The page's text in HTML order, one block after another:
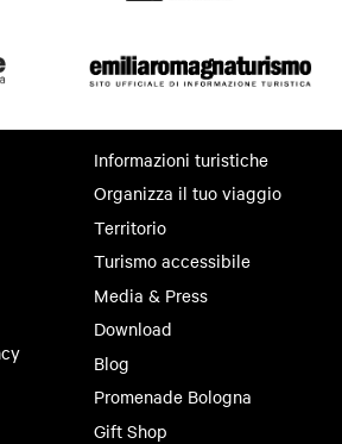
Informazioni turistiche
Organizza il tuo viaggio
Territorio
Turismo accessibile
Media & Press
Download
Blog
Promenade Bologna
Gift Shop